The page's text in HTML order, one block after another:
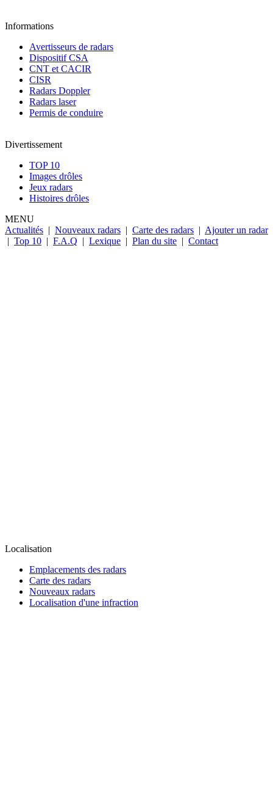
Informations
Avertisseurs de radars
Dispositif CSA
CNT et CACIR
CISR
Radars Doppler
Radars laser
Permis de conduire
Divertissement
TOP 10
Images drôles
Jeux radars
Histoires drôles
MENU
Actualités | Nouveaux radars | Carte des radars | Ajouter un radar
| Top 10 | F.A.Q | Lexique | Plan du site | Contact
Localisation
Emplacements des radars
Carte des radars
Nouveaux radars
Localisation d'une infraction